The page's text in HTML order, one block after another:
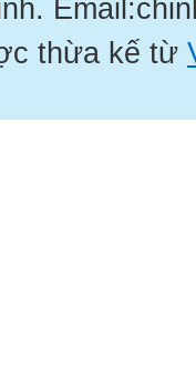
thừa kế từ